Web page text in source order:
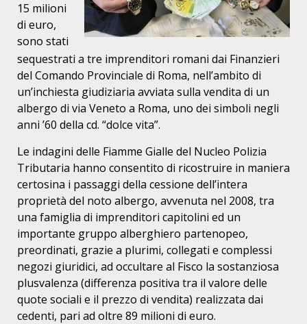
15 milioni
di euro,
sono stati
sequestrati a tre imprenditori romani dai Finanzieri
del Comando Provinciale di Roma, nell’ambito di
un’inchiesta giudiziaria avviata sulla vendita di un
albergo di via Veneto a Roma, uno dei simboli negli
anni ’60 della cd. “dolce vita”.
Le indagini delle Fiamme Gialle del Nucleo Polizia
Tributaria hanno consentito di ricostruire in maniera
certosina i passaggi della cessione dell’intera
proprietà del noto albergo, avvenuta nel 2008, tra
una famiglia di imprenditori capitolini ed un
importante gruppo alberghiero partenopeo,
preordinati, grazie a plurimi, collegati e complessi
negozi giuridici, ad occultare al Fisco la sostanziosa
plusvalenza (differenza positiva tra il valore delle
quote sociali e il prezzo di vendita) realizzata dai
cedenti, pari ad oltre 89 milioni di euro.